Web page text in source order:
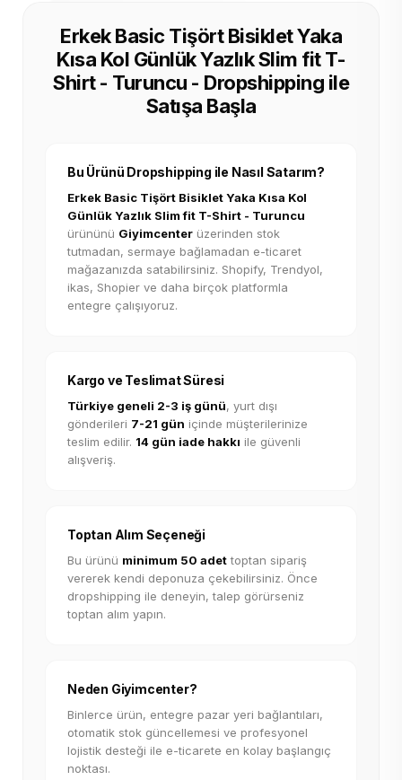
Erkek Basic Tişört Bisiklet Yaka
Kısa Kol Günlük Yazlık Slim fit T-
Shirt - Turuncu - Dropshipping ile
Satışa Başla
Bu Ürünü Dropshipping ile Nasıl Satarım?
Erkek Basic Tişört Bisiklet Yaka Kısa Kol
Günlük Yazlık Slim fit T-Shirt - Turuncu
ürününü Giyimcenter üzerinden stok
tutmadan, sermaye bağlamadan e-ticaret
mağazanızda satabilirsiniz. Shopify, Trendyol,
ikas, Shopier ve daha birçok platformla
entegre çalışıyoruz.
Kargo ve Teslimat Süresi
Türkiye geneli 2-3 iş günü, yurt dışı
gönderileri 7-21 gün içinde müşterilerinize
teslim edilir. 14 gün iade hakkı ile güvenli
alışveriş.
Toptan Alım Seçeneği
Bu ürünü minimum 50 adettoptan sipariş
vererek kendi deponuza çekebilirsiniz. Önce
dropshipping ile deneyin, talep görürseniz
toptan alım yapın.
Neden Giyimcenter?
Binlerce ürün, entegre pazar yeri bağlantıları,
otomatik stok güncellemesi ve profesyonel
lojistik desteği ile e-ticarete en kolay başlangıç
noktası.